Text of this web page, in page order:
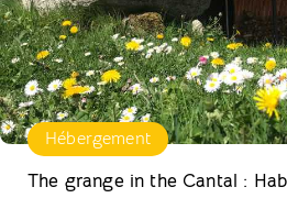
Hébergement
The grange in the Cantal :